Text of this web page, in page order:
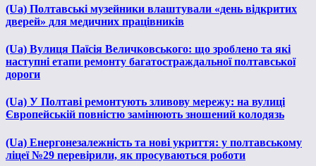
(Ua) Полтавські музейники влаштували «день відкритих
дверей» для медичних працівників
(Ua) Вулиця Паїсія Величковського: що зроблено та які
наступні етапи ремонту багатостраждальної полтавської
дороги
(Ua) У Полтаві ремонтують зливову мережу: на вулиці
Європейській повністю замінюють зношений колодязь
(Ua) Енергонезалежність та нові укриття: у полтавському
ліцеї №29 перевірили, як просуваються роботи